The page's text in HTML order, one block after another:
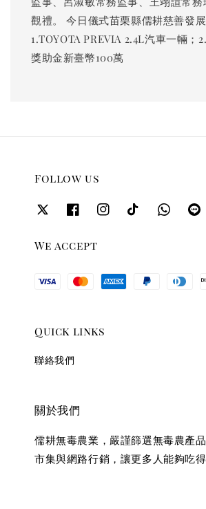
觀禮。 今日儀式苗栗縣儒耕慈善發
1.TOYOTA PREVIA 2.4L汽車一輛；
獎助金新臺幣100萬
Follow us
We accept
Quick links
聯絡我們
關於我們
儒耕無毒農業，嚴謹篩選無毒農產
市集與網路行銷，讓更多人能夠吃